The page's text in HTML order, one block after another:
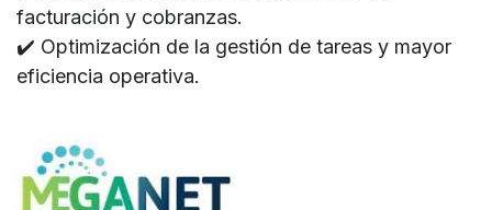
facturación y cobranzas.
✔️ Optimización de la gestión de tareas y mayor
eficiencia operativa.